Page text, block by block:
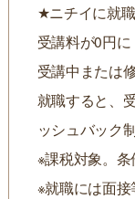
★ニチイに就
受講料が0円に
受講中または
就職すると、
ッシュバック
※課税対象。条
※就職には面接